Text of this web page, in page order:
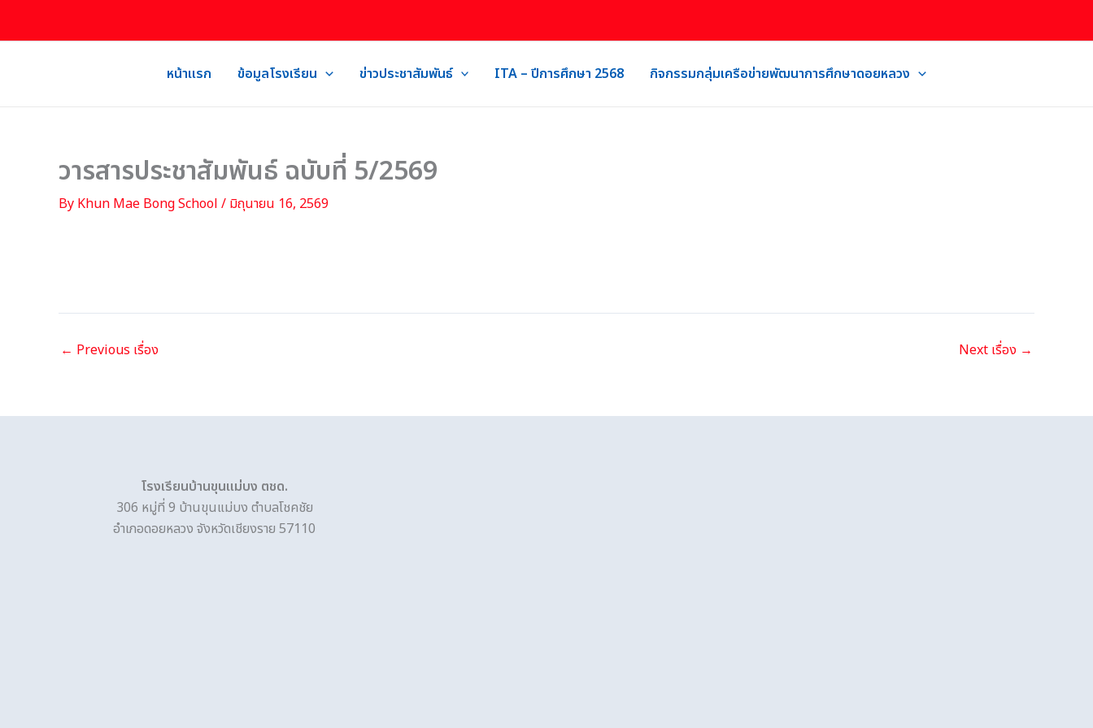
หน้าแรก
ข้อมูลโรงเรียน ข่าวประชาสัมพันธ์ ITA – ปีการศึกษา 2568 กิจกรรมกลุ่มเครือข่ายพัฒนาการศึกษาดอยหลวง
วารสารประชาสัมพันธ์ ฉบับที่ 5/2569
By Khun Mae Bong School / มิถุนายน 16, 2569
← Previous เรื่อง Next เรื่อง →
โรงเรียนบ้านขุนแม่บง ตชด.
306 หมู่ที่ 9 บ้านขุนแม่บง ตำบลโชคชัย
อำเภอดอยหลวง จังหวัดเชียงราย 57110